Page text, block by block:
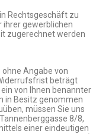
Rechtsgeschäft zu
ihrer gewerblichen
zugerechnet werden
Angabe von
beträgt
von Ihnen benannter
in Besitz genommen
müssen Sie uns
8/8,
einer eindeutigen